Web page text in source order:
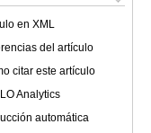
en XML
del artículo
citar este artículo
Analytics
automática